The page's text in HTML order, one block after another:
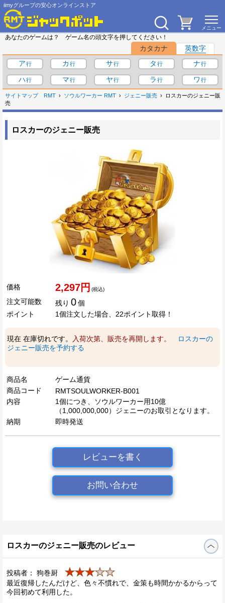
iimyグループの安心オンラインストア
あなたのゲームは？ ゲーム名の頭文字を押してください！
カタカナ
英数字
ア
カ サ タ
ナ
ハ
マ ヤ ラ ワ
サイトマップ RMT ソウルワーカー RMT ジェニー販売
ロスカーのジェニー販
売
ロスカーのジェニー販売
価格 2,297円 (税込)
注文可能数 残り 0個
ポイント
1個注文した場合、22ポイント取得！
現在 在庫切れです。 入荷次第、販売を再開します。
ロスカーの
ジェニー販売を予約する
商品名
ゲーム通貨
商品コード
RMTSOULWORKER-B001
内容
1個につき、ソウルワーカー用10億
（1,000,000,000）ジェニーのお取引となります。
納期
即時発送
レビューを書く
お問い合わせ
ロスカーのジェニー販売のレビュー
投稿者： 狗巻厨 ★★★★★
最近復帰したんだけど、色々不慣れで、金策も時間かかるからって
今回初めて利用した。